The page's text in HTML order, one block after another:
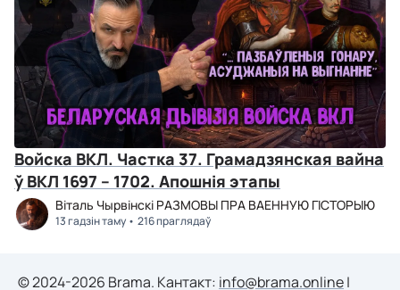
Войска ВКЛ. Частка 37. Грамадзянская вайна
ў ВКЛ 1697 – 1702. Апошнія этапы
Віталь Чырвінскі РАЗМОВЫ ПРА ВАЕННУЮ ГІСТОРЫЮ
13 гадзін таму 216 праглядаў
© 2024-2026 Brama. Кантакт: info@brama.online|